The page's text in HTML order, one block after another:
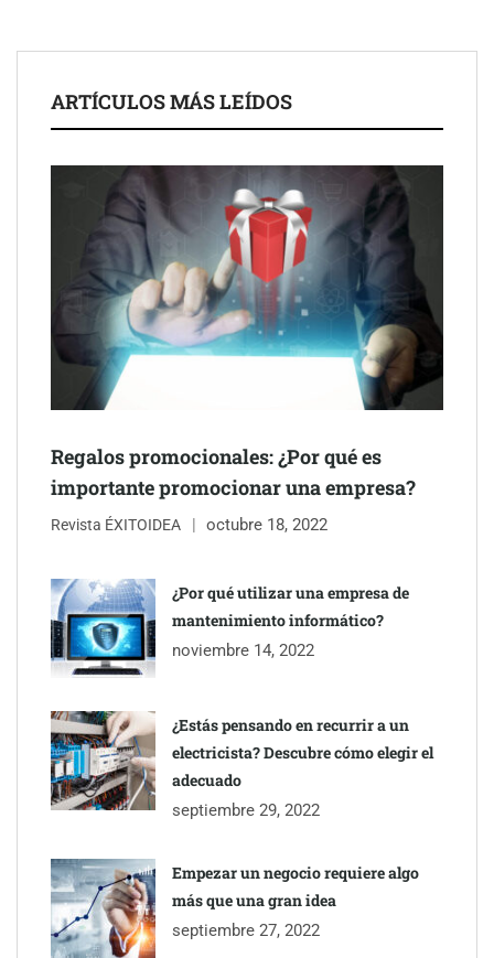
Schaeffler mejora su rentabilidad en el primer semestre de 2026
NOVA: innovación y diseño que transforman espacios de la
mano de Tormo Franquicias
ARTÍCULOS MÁS LEÍDOS
Regalos promocionales: ¿Por qué es
importante promocionar una empresa?
Revista ÉXITOIDEA octubre 18, 2022
¿Por qué utilizar una empresa de
mantenimiento informático?
noviembre 14, 2022
¿Estás pensando en recurrir a un
electricista? Descubre cómo elegir el
adecuado
septiembre 29, 2022
Empezar un negocio requiere algo
más que una gran idea
septiembre 27, 2022